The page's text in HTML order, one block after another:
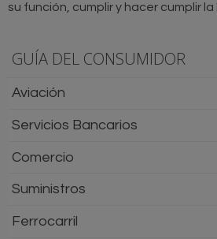
su función, cumplir y hacer cumplir la
GUÍA DEL CONSUMIDOR
Aviación
Servicios Bancarios
Comercio
Suministros
Ferrocarril